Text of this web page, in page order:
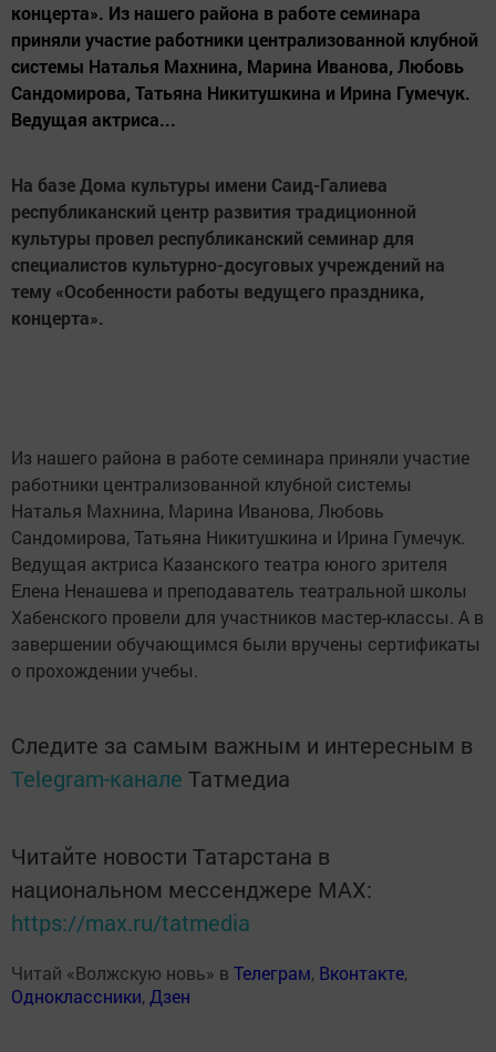
концерта». Из нашего района в работе семинара
приняли участие работники централизованной клубной
системы Наталья Махнина, Марина Иванова, Любовь
Сандомирова, Татьяна Никитушкина и Ирина Гумечук.
Ведущая актриса...
На базе Дома культуры имени Саид-Галиева
республиканский центр развития традиционной
культуры провел республиканский семинар для
специалистов культурно-досуговых учреждений на
тему «Особенности работы ведущего праздника,
концерта».
Из нашего района в работе семинара приняли участие
работники централизованной клубной системы
Наталья Махнина, Марина Иванова, Любовь
Сандомирова, Татьяна Никитушкина и Ирина Гумечук.
Ведущая актриса Казанского театра юного зрителя
Елена Ненашева и преподаватель театральной школы
Хабенского провели для участников мастер-классы. А в
завершении обучающимся были вручены сертификаты
о прохождении учебы.
Следите за самым важным и интересным в
Telegram-канале Татмедиа
Читайте новости Татарстана в
национальном мессенджере MАХ:
https://max.ru/tatmedia
Читай «Волжскую новь» в Телеграм, Вконтакте,
Одноклассники,Дзен